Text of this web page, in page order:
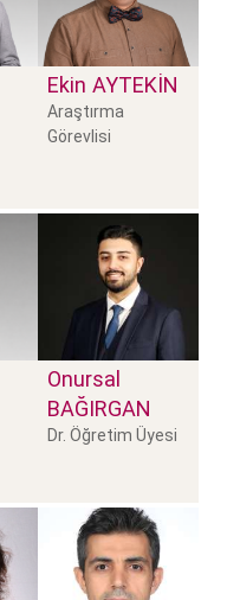
Ekin AYTEKİN
Araştırma
Görevlisi
Onursal
BAĞIRGAN
Dr. Öğretim Üyesi